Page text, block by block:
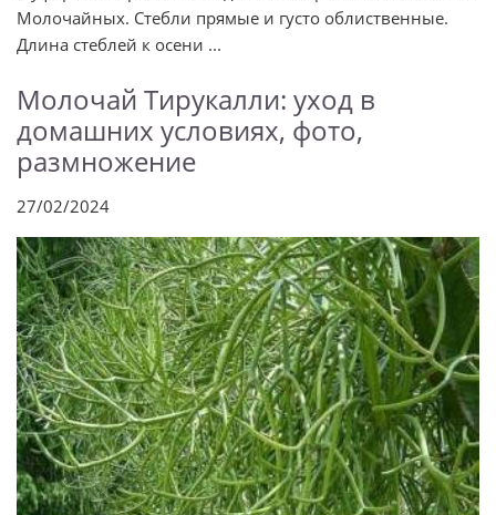
Молочайных. Стебли прямые и густо облиственные.
Длина стеблей к осени ...
Молочай Тирукалли: уход в
домашних условиях, фото,
размножение
27/02/2024